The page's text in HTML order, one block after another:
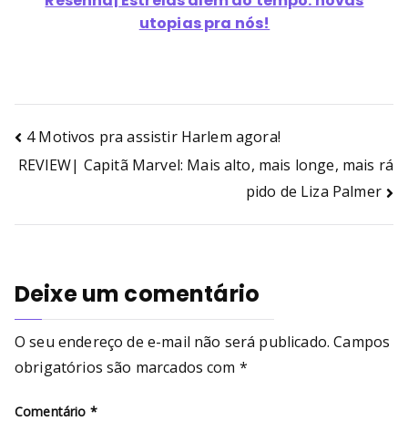
utopias pra nós!
4 Motivos pra assistir Harlem agora!
REVIEW| Capitã Marvel: Mais alto, mais longe, mais rá
pido de Liza Palmer
Deixe um comentário
O seu endereço de e-mail não será publicado. Campos
obrigatórios são marcados com *
Comentário *